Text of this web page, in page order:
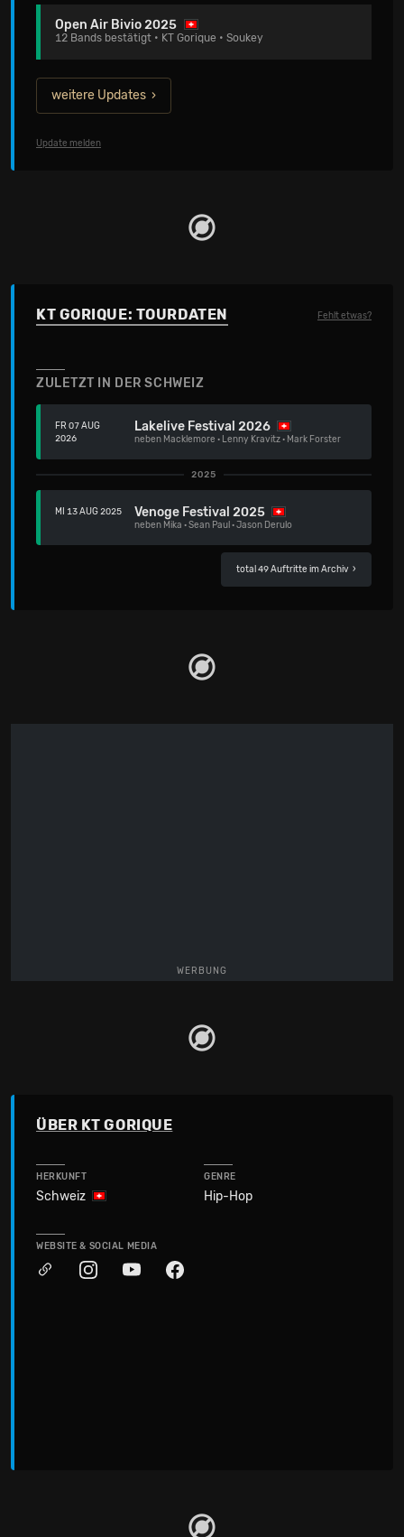
Open Air Bivio 2025
12 Bands bestätigt • KT Gorique • Soukey
weitere Updates
Update melden
KT GORIQUE: TOURDATEN Fehlt etwas?
ZULETZT IN DER SCHWEIZ
FR 07 AUG
2026
Lakelive Festival 2026
neben Macklemore · Lenny Kravitz· Mark Forster
2025
MI 13 AUG 2025 Venoge Festival 2025
neben Mika ·Sean Paul ·Jason Derulo
total 49 Auftritte im Archiv ›
WERBUNG
ÜBER KT GORIQUE
HERKUNFT
Schweiz
GENRE
Hip-Hop
WEBSITE & SOCIAL MEDIA